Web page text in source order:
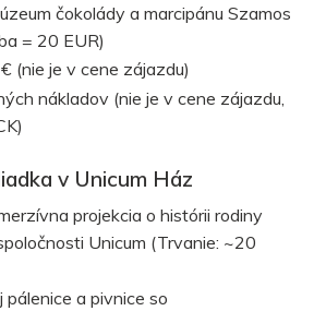
čokolády a marcipánu Szamos
= 20 EUR)
(nie je v cene zájazdu)
nákladov (nie je v cene zájazdu,
v Unicum Ház
projekcia o histórii rodiny
Unicum (Trvanie: ~20
pálenice a pivnice so